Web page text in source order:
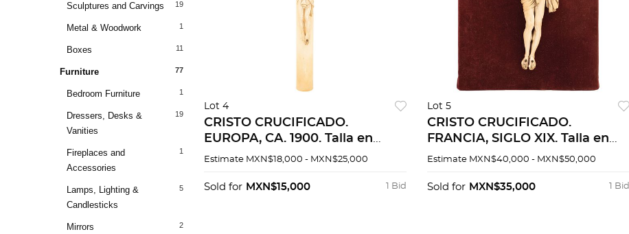
19
Sculptures and Carvings
1
Metal & Woodwork
11
Boxes
77
Furniture
1
Bedroom Furniture
19
Dressers, Desks &
Vanities
1
Fireplaces and
Accessories
5
Lamps, Lighting &
Candlesticks
2
Mirrors
Lot 4
CRISTO CRUCIFICADO.
EUROPA, CA. 1900. Talla en
marfil y cruz tallada en hueso y
Estimate MXN$18,000 - MXN$25,000
1 Bid
Sold for MXN$15,000
Lot 5
CRISTO CRUCIFICADO.
FRANCIA, SIGLO XIX. Talla en
marfil. 24 x 19 cm.
Estimate MXN$40,000 - MXN$50,000
1 Bid
Sold for MXN$35,000